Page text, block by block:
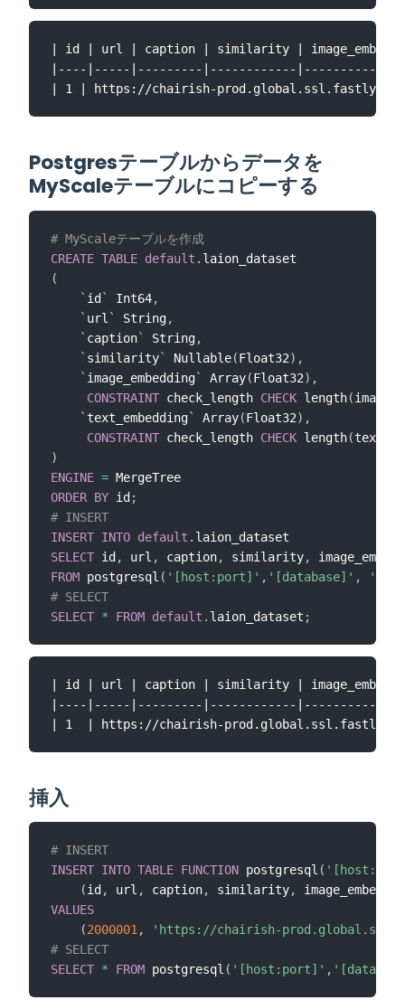
| id | url | caption | similarity |
|----|-----|---------|------------
Postgresテーブルからデータを
MyScaleテーブルにコピーする
# MyScaleテーブルを作成
CREATE TABLE default .
(
` id` Int64,
` url ` String,
` caption` String,
` similarity` Nullable(Float32) ,
` image_embedding` Array(Float32) ,
CONSTRAINT check_length CHECK length(
` text_embedding` Array(Float32) ,
CONSTRAINT check_length CHECK length(
)
ENGINE =
ORDER BY id;
# INSERT
INSERT INTO default .
SELECT id, url , caption, similarity,
FROM postgresql ( '[host:port]' , '[database]' ,
# SELECT
SELECT * FROM default . laion_dataset ;
| id | url | caption | similarity |
|----|-----|---------|------------
挿入
# INSERT
INSERT INTO TABLE FUNCTION postgresql (
(id , url , caption, similarity,
VALUES
(2000001,
'https://chairish-
# SELECT
SELECT * FROM postgresql ( '[host:port]' ,